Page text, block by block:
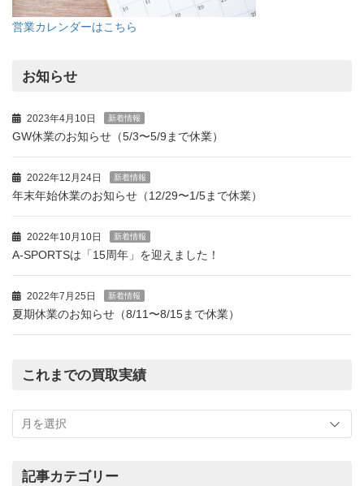
営業カレンダーはこちら
お知らせ
2023年4月10日 新着情報
GW休業のお知らせ（5/3〜5/9まで休業）
2022年12月24日 新着情報
年末年始休業のお知らせ（12/29〜1/5まで休業）
2022年10月10日 新着情報
A-SPORTSは「15周年」を迎えました！
2022年7月25日 新着情報
夏期休業のお知らせ（8/11〜8/15まで休業）
これまでの買取実績
ま
の記事カテゴリー